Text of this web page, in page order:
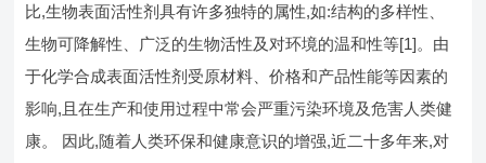
比,生物表面活性剂具有许多独特的属性,如:结构的多样性、
生物可降解性、广泛的生物活性及对环境的温和性等[1]。由
于化学合成表面活性剂受原材料、价格和产品性能等因素的
影响,且在生产和使用过程中常会严重污染环境及危害人类健
康。 因此,随着人类环保和健康意识的增强,近二十多年来,对